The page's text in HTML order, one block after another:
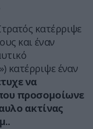
κατέρριψε
και έναν
κατέρριψε έναν
να
προσομοίωνε
ακτίνας